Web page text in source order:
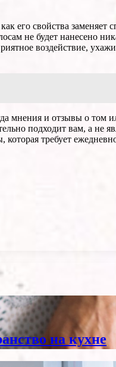
его свойства
не будет нанесено
воздействие,
мнения и отзывы о
подходит вам, а не
требует
на кухне